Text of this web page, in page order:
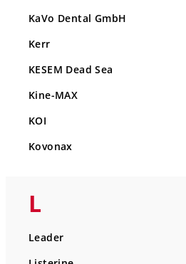
KaVo Dental GmbH
Kerr
KESEM Dead Sea
Kine-MAX
KOI
Kovonax
L
Leader